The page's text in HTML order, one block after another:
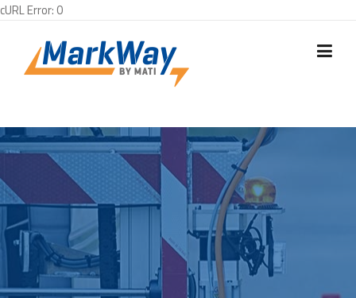
cURL Error: 0
content